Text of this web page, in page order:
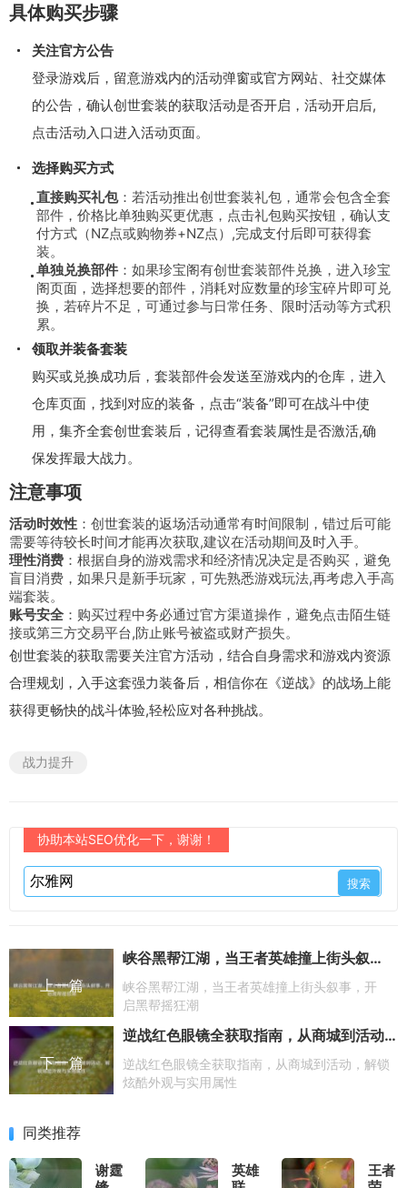
具体购买步骤
关注官方公告
登录游戏后，留意游戏内的活动弹窗或官方网站、社交媒体
的公告，确认创世套装的获取活动是否开启，活动开启后,
点击活动入口进入活动页面。
选择购买方式
直接购买礼包：若活动推出创世套装礼包，通常会包含全套
部件，价格比单独购买更优惠，点击礼包购买按钮，确认支
付方式（NZ点或购物券+NZ点）,完成支付后即可获得套
装。
单独兑换部件 ：如果珍宝阁有创世套装部件兑换，进入珍宝
阁页面，选择想要的部件，消耗对应数量的珍宝碎片即可兑
换，若碎片不足，可通过参与日常任务、限时活动等方式积
累。
领取并装备套装
购买或兑换成功后，套装部件会发送至游戏内的仓库，进入
仓库页面，找到对应的装备，点击“装备”即可在战斗中使
用，集齐全套创世套装后，记得查看套装属性是否激活,确
保发挥最大战力。
注意事项
活动时效性 ：创世套装的返场活动通常有时间限制，错过后可能
需要等待较长时间才能再次获取,建议在活动期间及时入手。
理性消费 ：根据自身的游戏需求和经济情况决定是否购买，避免
盲目消费，如果只是新手玩家，可先熟悉游戏玩法,再考虑入手高
端套装。
账号安全 ：购买过程中务必通过官方渠道操作，避免点击陌生链
接或第三方交易平台,防止账号被盗或财产损失。
创世套装的获取需要关注官方活动，结合自身需求和游戏内资源
合理规划，入手这套强力装备后，相信你在《逆战》的战场上能
获得更畅快的战斗体验,轻松应对各种挑战。
战力提升
协助本站SEO优化一下，谢谢！
上一篇
峡谷黑帮江湖，当王者英雄撞上街头叙事，开启黑帮摇狂潮
峡谷黑帮江湖，当王者英雄撞上街头叙事，开
启黑帮摇狂潮
下一篇
逆战红色眼镜全获取指南，从商城到活动，解锁炫酷外观与实用属性
逆战红色眼镜全获取指南，从商城到活动，解锁
炫酷外观与实用属性
同类推荐
谢霆
英雄
王者